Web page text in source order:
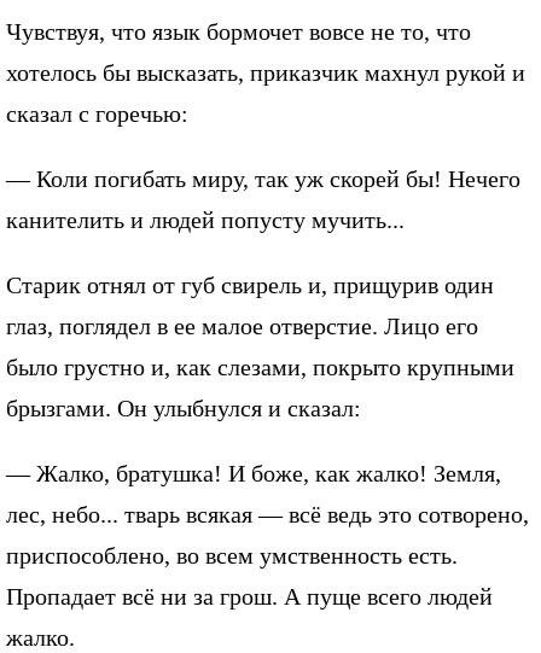
Чувствуя, что язык бормочет вовсе не то, что
хотелось бы высказать, приказчик махнул рукой и
сказал с горечью:
— Коли погибать миру, так уж скорей бы! Нечего
канителить и людей попусту мучить...
Старик отнял от губ свирель и, прищурив один
глаз, поглядел в ее малое отверстие. Лицо его
было грустно и, как слезами, покрыто крупными
брызгами. Он улыбнулся и сказал:
— Жалко, братушка! И боже, как жалко! Земля,
лес, небо... тварь всякая — всё ведь это сотворено,
приспособлено, во всем умственность есть.
Пропадает всё ни за грош. А пуще всего людей
жалко.